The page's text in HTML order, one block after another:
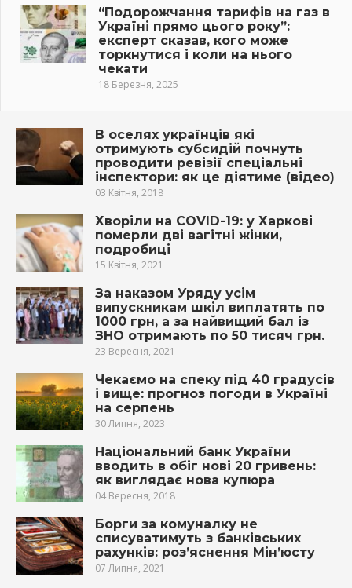
“Подорожчання тарифів на газ в
Україні прямо цього року”:
експерт сказав, кого може
торкнутися і коли на нього
чекати
18 Березня, 2025
В оселях українців які
отримують субсидій почнуть
проводити ревізії спеціальні
інспектори: як це діятиме (відео)
03 Квітня, 2018
Хворіли на COVID-19: у Харкові
померли дві вагітні жінки,
подробиці
15 Квітня, 2021
За наказом Уряду усім
випускникам шкіл виплатять по
1000 грн, а за найвищий бал із
ЗНО отримають по 50 тисяч грн.
23 Вересня, 2021
Чекаємо на спеку під 40 градусів
і вище: прогноз погоди в Україні
на серпень
30 Липня, 2023
Національний банк України
вводить в обіг нові 20 гривень:
як виглядає нова купюра
04 Вересня, 2018
Борги за комуналку не
списуватимуть з банківських
рахунків: роз’яснення Мін’юсту
07 Липня, 2021